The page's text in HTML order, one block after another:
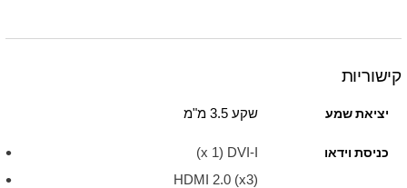
קישוריות
יציאת שמע שקע 3.5 מ"מ
כניסת וידאו
HDMI 2.0 (x3)